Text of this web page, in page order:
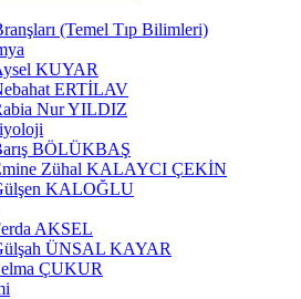
(Temel Tıp Bilimleri)
KUYAR
ERTİLAV
Nur YILDIZ
BÖLÜKBAŞ
Zühal KALAYCI ÇEKİN
KALOĞLU
AKSEL
ÜNSAL KAYAR
ÇUKUR